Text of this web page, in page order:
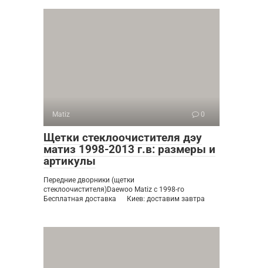
Matiz 0
Щетки стеклоочистителя дэу
матиз 1998-2013 г.в: размеры и
артикулы
Передние дворники (щетки
стеклоочистителя)Daewoo Matiz с 1998-го
Бесплатная доставка Киев: доставим завтра